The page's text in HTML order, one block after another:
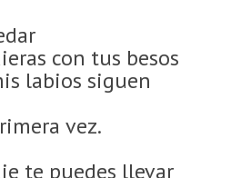
con tus besos
labios siguen
vez.
te puedes llevar